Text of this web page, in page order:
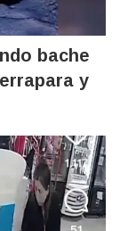
bache
y